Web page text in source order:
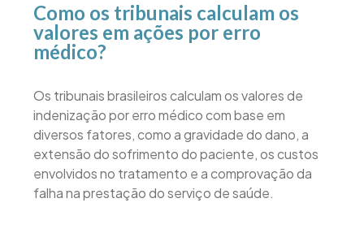
Como os tribunais calculam os
valores em ações por erro
médico?
​Os tribunais brasileiros calculam os valores de
indenização por erro médico com base em
diversos fatores, como a gravidade do dano, a
extensão do sofrimento do paciente, os custos
envolvidos no tratamento e a comprovação da
falha na prestação do serviço de saúde.